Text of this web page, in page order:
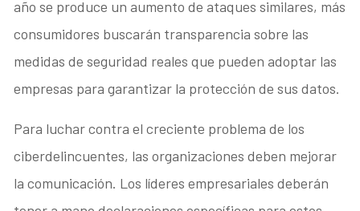
año se produce un aumento de ataques similares, más
consumidores buscarán transparencia sobre las
medidas de seguridad reales que pueden adoptar las
empresas para garantizar la protección de sus datos.
Para luchar contra el creciente problema de los
ciberdelincuentes, las organizaciones deben mejorar
la comunicación. Los líderes empresariales deberán